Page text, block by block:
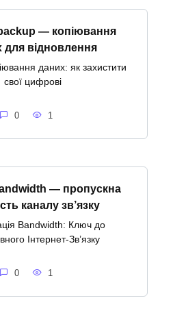
— копіювання
для відновлення
даних: як захистити
свої цифрові
0 1
— пропускна
каналу зв’язку
Bandwidth: Ключ до
Інтернет-Зв’язку
0 1